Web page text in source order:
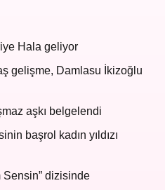
Hala geliyor
gelişme, Damlasu İkizoğlu
aşkı belgelendi
başrol kadın yıldızı
dizisinde